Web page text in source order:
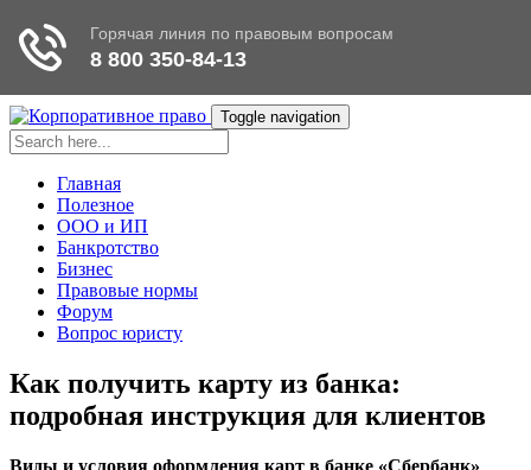
Toggle navigation
Главная
Полезное
ООО и ИП
Банкротство
Бизнес
Правовые нормы
Форум
Вопрос юристу
Как получить карту из банка:
подробная инструкция для клиентов
Виды и условия оформления карт в банке «Сбербанк»